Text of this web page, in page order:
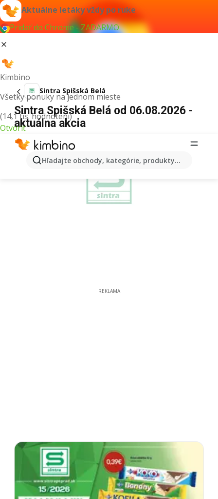
Aktuálne letáky vždy po ruke
Pridať do Chrome - ZADARMO
Kimbino
Všetky ponuky na jednom mieste
(14,1 tis. hodnotení)
Otvoriť
Hľadajte obchody, kategórie, produkty...
Sintra Spišská Belá
Sintra Spišská Belá od 06.08.2026 -
aktuálna akcia
REKLAMA